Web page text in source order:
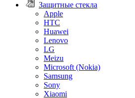
Защитные стекла
Apple
HTC
Huawei
Lenovo
LG
Meizu
Microsoft (Nokia)
Samsung
Sony
Xiaomi